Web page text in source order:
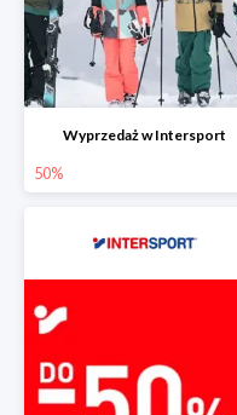
Wyprzedaż w Intersport
50%